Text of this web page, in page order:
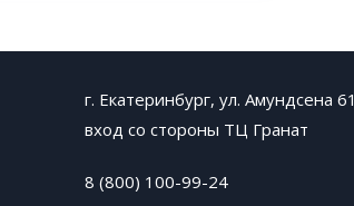
г. Екатеринбург, ул. Амундсена 61
вход со стороны ТЦ Гранат
8 (800) 100-99-24